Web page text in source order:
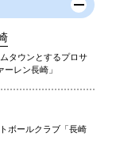
タウンとするプロサ
ーレン長崎」
ボールクラブ「長崎